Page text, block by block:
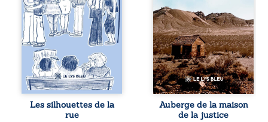
silences qui
pourraient
appartenir à
chacun de nous. À
travers leurs
parcours, ce
roman invite à
porter un regard
différent sur
celles et ceux qui
nous entourent, à
Les silhouettes de la
rue
Lema Félix.
Magistrat intègre,
fervent défenseur
des droits
humains et de
l’indépendance
judiciaire, il voit sa
carrière de trente-
quatre ans
brutalement
brisée par une
Auberge de la maison
de la justice